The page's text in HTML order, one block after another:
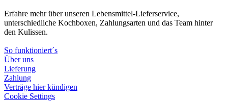
Erfahre mehr über unseren Lebensmittel-Lieferservice,
unterschiedliche Kochboxen, Zahlungsarten und das Team hinter
den Kulissen.
So funktioniert´s
Über uns
Lieferung
Zahlung
Verträge hier kündigen
Cookie Settings